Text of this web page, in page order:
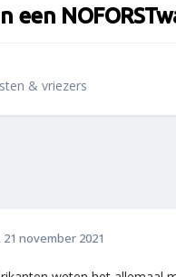
een
& vriezers
21 november 2021